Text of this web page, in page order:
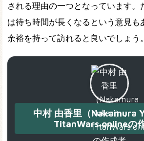
される理由の一つとなっています。
は待ち時間が長くなるという意見も
余裕を持って訪れると良いでしょう。
中村 由香里（Nakamura
TitanWars.onlineの